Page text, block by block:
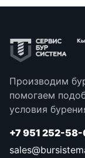
Производим
помогаем
условия
+7 951 252-